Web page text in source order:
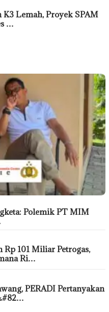
K3 Lemah, Proyek SPAM
…
Polemik PT MIM
Rp 101 Miliar Petrogas,
Ri…
PERADI Pertanyakan